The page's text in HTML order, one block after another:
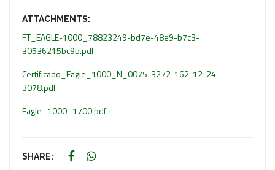
ATTACHMENTS:
FT_EAGLE-1000_78823249-bd7e-48e9-b7c3-
30536215bc9b.pdf
Certificado_Eagle_1000_N_0075-3272-162-12-24-
3078.pdf
Eagle_1000_1700.pdf
SHARE: